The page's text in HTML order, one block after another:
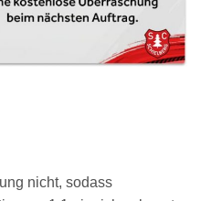
nicht, sodass